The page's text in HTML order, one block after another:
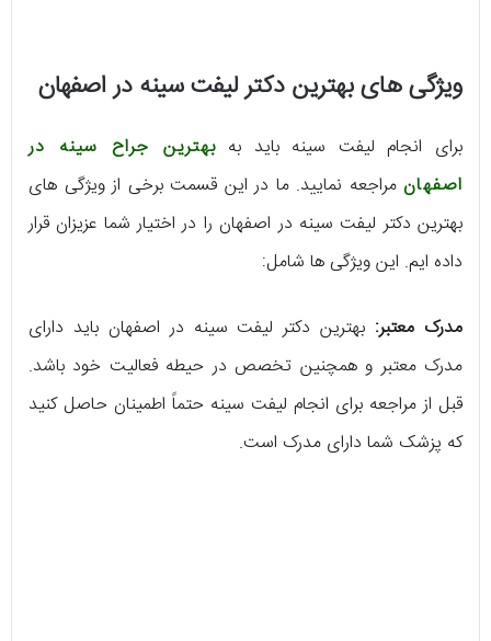
ویژگی های بهترین دکتر لیفت سینه در اصفهان
برای انجام لیفت سینه باید بهبهترین جراح سینه در
اصفهانمراجعه نمایید. ما در این قسمت برخی از ویژگی های
بهترین دکتر لیفت سینه در اصفهان را در اختیار شما عزیزان قرار
داده ایم. این ویژگی ها شامل:
مدرک معتبر: بهترین دکتر لیفت سینه در اصفهان باید دارای
مدرک معتبر و همچنین تخصص در حیطه فعالیت خود باشد.
قبل از مراجعه برای انجام لیفت سینه حتماً اطمینان حاصل کنید
که پزشک شما دارای مدرک است.